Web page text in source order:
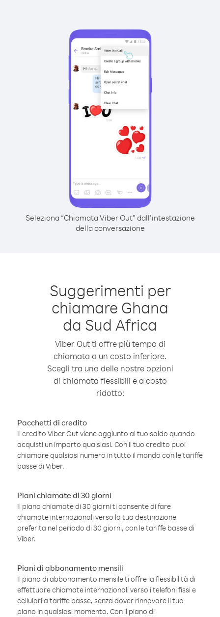
Seleziona “Chiamata Viber Out” dall’intestazione
della conversazione
Suggerimenti per
chiamare Ghana
da Sud Africa
Viber Out ti offre più tempo di
chiamata a un costo inferiore.
Scegli tra una delle nostre opzioni
di chiamata flessibili e a costo
ridotto:
Pacchetti di credito
Il credito Viber Out viene aggiunto al tuo saldo quando
acquisti un importo qualsiasi. Con il tuo credito puoi
chiamare qualsiasi numero in tutto il mondo con le tariffe
basse di Viber.
Piani chiamate di 30 giorni
Il piano chiamate di 30 giorni ti consente di fare
chiamate internazionali verso la tua destinazione
preferita nel periodo di 30 giorni, con le tariffe basse di
Viber.
Piani di abbonamento mensili
Il piano di abbonamento mensile ti offre la flessibilità di
effettuare chiamate internazionali verso i telefoni fissi e
cellulari a tariffe basse, senza dover rinnovare il tuo
piano in qualsiasi momento. Con il piano di